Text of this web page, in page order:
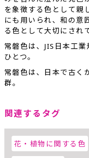
を象徴する色として親
にも用いられ、和の意
る色として大切にされ
常磐色は、JIS日本工
ひとつ。
常磐色は、日本で古く
群。
関連するタグ
花・植物に関する色